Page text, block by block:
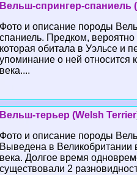
Вельш-спрингер-спаниель
Фото и описание породы
спаниель. Предком,
которая обитала в Уэльсе и
упоминание о ней относится
века....
Вельш-терьер (Welsh
Фото и описание породы
Выведена в Великобритании
века. Долгое время
существовали 2